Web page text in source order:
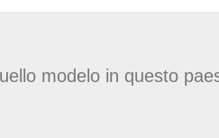
modelo in questo